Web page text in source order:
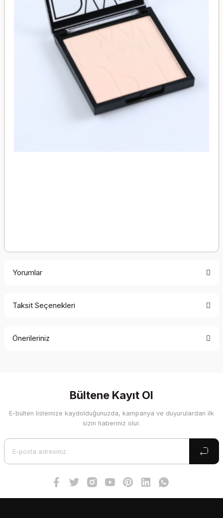
Yorumlar
Taksit Seçenekleri
Önerileriniz
Görüş ve önerileriniz için teşekkür ederiz.
Ürün resmi kalitesiz, bozuk veya görüntülenemiyor.
Bültene Kayıt Ol
E-bülten listemize kaydolduğunuzda, kampanya ve duyurulardan ilk
sizin haberiniz olur.